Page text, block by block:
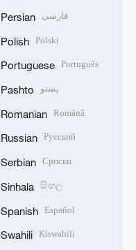
Persian فارسی
Polish Polski
Portuguese Português
Pashto پښتو
Romanian Română
Russian Русский
Serbian Српски
Sinhala සිංහල
Spanish Español
Swahili Kiswahili